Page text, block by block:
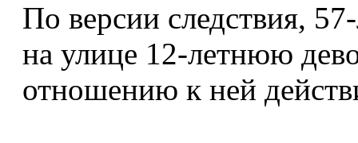
По версии следствия,
на улице 12-летнюю
отношению к ней